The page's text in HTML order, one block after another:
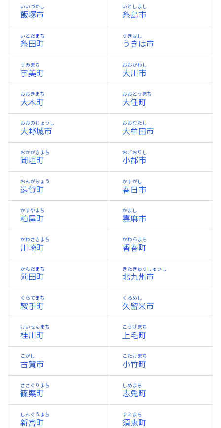
飯塚市
いいづかし
糸島市
いとしまし
糸田町
いとだまち
うきは市
うきはし
宇美町
うみまち
大川市
おおかわし
大木町
おおきまち
大任町
おおとうまち
大野城市
おおのじょうし
大牟田市
おおむたし
岡垣町
おかがきまち
小郡市
おごおりし
遠賀町
おんがちょう
春日市
かすがし
粕屋町
かすやまち
嘉麻市
かまし
川崎町
かわさきまち
香春町
かわらまち
苅田町
かんだまち
北九州市
きたきゅうしゅうし
鞍手町
くらてまち
久留米市
くるめし
桂川町
けいせんまち
上毛町
こうげまち
古賀市
こがし
小竹町
こたけまち
篠栗町
ささぐりまち
志免町
しめまち
新宮町
しんぐうまち
須恵町
すえまち